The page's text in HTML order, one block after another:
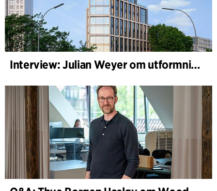
Interview: Julian Weyer om utformningen av B-One